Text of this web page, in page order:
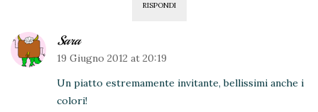
RISPONDI
Sara
19 Giugno 2012 at 20:19
Un piatto estremamente invitante, bellissimi anche i
colori!